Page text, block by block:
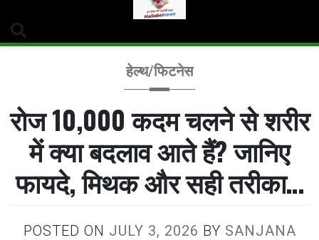
हेल्थ/फिटनेस
रोज 10,000 कदम चलने से शरीर
में क्या बदलाव आते हैं? जानिए
फायदे, मिथक और सही तरीका…
POSTED ON JULY 3, 2026 BY SANJANA